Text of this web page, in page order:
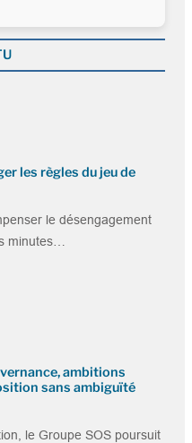
les règles du jeu de
le désengagement
minutes…
ambitions
sans ambiguïté
le Groupe SOS poursuit